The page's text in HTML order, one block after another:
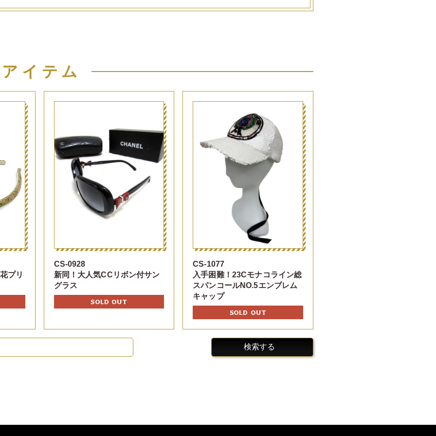
イテム
プリ
CS-0928
新同！大人気CCリボン付サン
グラス
SOLD OUT
CS-1077
入手困難！23Cモナコライン総
スパンコールNO.5エンブレム
キャップ
SOLD OUT
検索する